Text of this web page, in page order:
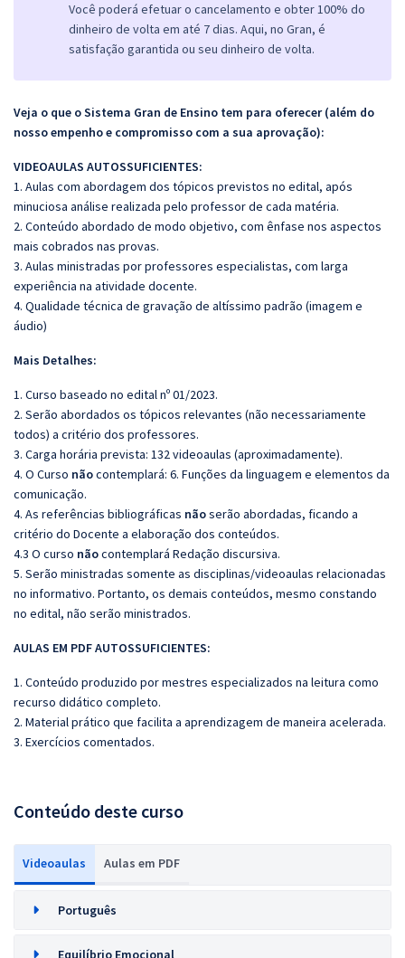
Você poderá efetuar o cancelamento e obter 100% do
dinheiro de volta em até 7 dias. Aqui, no Gran, é
satisfação garantida ou seu dinheiro de volta.
Veja o que o Sistema Gran de Ensino tem para oferecer (além do
nosso empenho e compromisso com a sua aprovação):
VIDEOAULAS AUTOSSUFICIENTES:
1. Aulas com abordagem dos tópicos previstos no edital, após
minuciosa análise realizada pelo professor de cada matéria.
2. Conteúdo abordado de modo objetivo, com ênfase nos aspectos
mais cobrados nas provas.
3. Aulas ministradas por professores especialistas, com larga
experiência na atividade docente.
4. Qualidade técnica de gravação de altíssimo padrão (imagem e
áudio)
Mais Detalhes:
1. Curso baseado no edital nº 01/2023.
2. Serão abordados os tópicos relevantes (não necessariamente
todos) a critério dos professores.
3. Carga horária prevista: 132 videoaulas (aproximadamente).
4. O Curso nãocontemplará: 6. Funções da linguagem e elementos da
comunicação.
4. As referências bibliográficas nãoserão abordadas, ficando a
critério do Docente a elaboração dos conteúdos.
4.3 O curso nãocontemplará Redação discursiva.
5. Serão ministradas somente as disciplinas/videoaulas relacionadas
no informativo. Portanto, os demais conteúdos, mesmo constando
no edital, não serão ministrados.
AULAS EM PDF AUTOSSUFICIENTES:
1. Conteúdo produzido por mestres especializados na leitura como
recurso didático completo.
2. Material prático que facilita a aprendizagem de maneira acelerada.
3. Exercícios comentados.
Conteúdo deste curso
Videoaulas Aulas em PDF
Português
Equilíbrio Emocional